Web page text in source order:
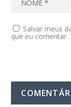
Salvar meus
que eu comentar.